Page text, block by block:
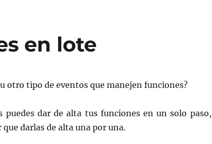
en lote
otro tipo de eventos que manejen funciones?
puedes dar de alta tus funciones en un solo paso,
darlas de alta una por una.